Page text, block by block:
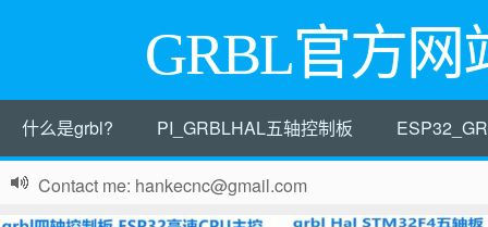
GRBL官方网
什么是grbl? PI_GRBLHAL五轴控制板
Contact me: hankecnc@gmail.com